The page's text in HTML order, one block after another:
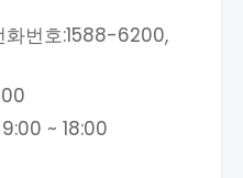
화번호:1588-6200,
~ 18:00